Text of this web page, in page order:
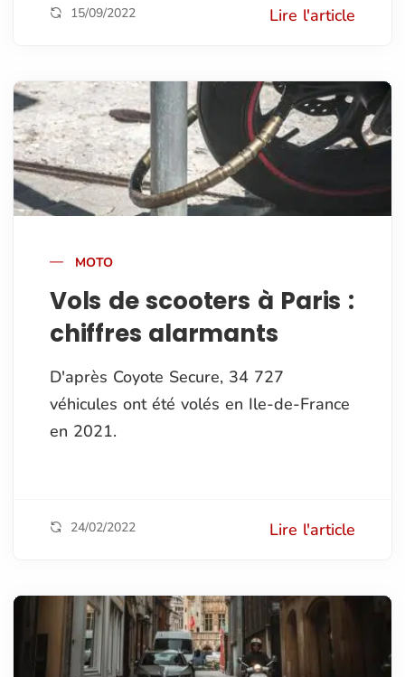
15/09/2022 Lire l'article
MOTO
Vols de scooters à Paris :
chiffres alarmants
D'après Coyote Secure, 34 727
véhicules ont été volés en Ile-de-France
en 2021.
24/02/2022 Lire l'article